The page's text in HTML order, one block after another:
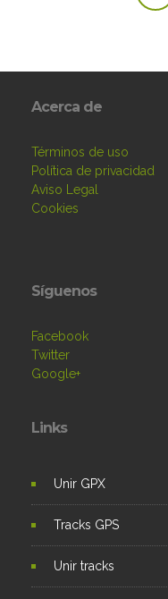
Acerca de
Términos de uso
Política de privacidad
Aviso Legal
Cookies
Síguenos
Facebook
Twitter
Google+
Links
Unir GPX
Tracks GPS
Unir tracks